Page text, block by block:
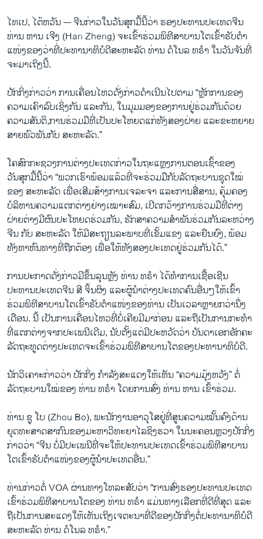
ຕິດຕາມພວກເຮົາ ທີ່
ໄທເປ, ໄຕ້ຫວັນ —ຈີນ​ກ່າວ​ໃນ​ວັນ​ສຸກ​ມື້​ນີ້​ວ່າ ຮອງ​ປະ​ທາ​ນປະເທດຈີນ
ທ່ານ ຫານ ເຈີງ (Han Zheng) ຈະ​ເຂົ້າ​ຮ່ວມ​ພິທີສາບານໂຕເຂົ້າຮັບຕໍາ
ແໜ່ງ​ຂອງວ່າທີ່​ປະ​ທາ​ນາ​ທິ​ບໍ​ດີ​ສະ​ຫະ​ລັດ ທ່ານ ດໍໂນລ ທຣໍາ ໃນ​ວັນ​ຈັນ​ທີ່
ຈະມາເຖິງ​ນີ້.
ປັກ​ກິ່ງ​ກ່າວ​ວ່າ ການ​ເຄື່ອນ​ໄຫວ​ດັ່ງ​ກ່າວດຳ​ເນີນ​ໄປ​ຕາມ “ຫຼັກການ​ຂອງ
ຄວາມເຄົາລົບ​ເຊິ່ງກັນ​ ແລະ​ກັນ, ໃນມຸມມອງຂອງການ​ຢູ່​ຮ່ວມ​ກັນ​ດ້ວຍ
ຄວາມສັນຕິ,​ການ​ຮ່ວມ​ມື​ທີ່​ເປັນປະໂຫຍດແກ່ທັງສອງຝ່າຍ ແລະ​ຂະຫຍາຍ​
ສາຍ​ພົວພັນ​ກັບ​ ສະຫະລັດ.”
ໂຄສົກກະຊວງການຕ່າງປະເທດກ່າວໃນຖະແຫຼງການຕອນເຊົ້າຂອງ
ວັນສຸກມື້ນີ້ວ່າ “ພວກ​ເຮົາ​ພ້ອມ​ແລ້ວ​ທີ່​ຈະ​ຮ່ວມ​ມື​ກັບ​ລັດຖະບານຊຸດ​ໃໝ່
ຂອງ ສະຫະລັດ ​ເພື່ອ​ເສີມສ້າງການເຈລະຈາ ແລະ​ການ​ສື່ສານ, ຄຸ້ມ​ຄອງ
ບໍລິຫານ​ຄວາມ​ແຕກ​ຕ່າງ​ຢ່າງ​ເໝາະ​ສົມ, ​ເປີດ​ກວ້າງ​ການ​ຮ່ວມ​ມື​ທີ່​ຕ່າງ​
ຝ່າຍ​ຕ່າງ​ມີ​ຜົນ​ປະ​ໂຫຍ​ດຮ່ວມກັນ, ​ຮັກສາຄວາມສໍາພັນຮ່ວມກັນລະຫວ່າງ
​ຈີນ​ ກັບ ສະຫະລັດ ໃຫ້ມີສະຖຽນ​ລະ​ພາບ​ທີ່ເຂັ້ມແຂງ ແລະຍືນຍົງ, ພ້ອມ
ທັງຫາຫົນທາງທີ່ຖືກຕ້ອງ ເພື່ອໃຫ້ທັງສອງປະເທດຢູ່ຮ່ວມກັນໄດ້.”
ການ​ປະກາດ​ດັ່ງກ່າວ​ມີ​ຂຶ້ນລຸນ​ຫຼັງ​ ​ທ່ານ ທຣໍາ ​ໄດ້ທໍາການ​ເຊື້ອ​ເຊີນ​
ປະທານ​ປະ​ເທດ​ຈີນ ສີ ຈິ້ນຜິງ ​ແລະ​ຜູ້ນຳ​ຕ່າງປະ​ເທດ​ຄົນ​ອື່ນໆ​ໃຫ້​ເຂົ້າ​
ຮ່ວມ​ພິທີ​ສາບານ​ໂຕເຂົ້າຮັບຕໍາແໜ່ງຂອງທ່ານ ເປັນເວລາຫຼາຍກວ່ານຶ່ງ
ເດືອນ. ນີ້ ​ເປັນ​ການ​ເຄື່ອນ​ໄຫວ​ທີ່​ບໍ່​ເຄີຍ​ມີ​ມາ​ກ່ອນ ແລະຖືເປັນການກະທໍາ
ທີ່ແຕກຕ່າງຈາກປະເພນີເດີມ​, ນັບຕັ້ງແຕ່ມີປະຫວັດວ່າ ບັນດາ​ເອກ​ອັກຄະ​
ລັດຖະທູດ​ຕ່າງປະ​ເທດ​ຈະ​ເຂົ້າ​ຮ່ວມ​ພິທີ​ສາບານ​ໂຕຂອງ​ປະທານາທິບໍດີ.
ນັກວິ​ເຄາະ​ກ່າວ​ວ່າ ປັກ​ກິ່ງ​ ກຳລັງ​ສະ​ແດງ​ໃຫ້​ເຫັນ “ຄວາມ​ມຸ້ງ​ຫວັງ” ຕໍ່​
ລັດຖະບານໃໝ່ຂອງ ​ທ່ານ ທຣໍາ ​ໂດຍ​ການ​ສົ່ງ ທ່ານ ຫານ ເຂົ້າຮ່ວມ.
ທ່ານ ຊູ ໂບ (Zhou Bo), ພະນັກງານ​ອາວຸ​ໂສ​ຢູ່ທີ່ສູນ​ຄວາມ​ໝັ້ນຄົງດ້ານ​
ຍຸດ​ທະ​ສາດ​ສາກົນ​ຂອງ​ມະຫາວິທະຍາ​ໄລ​ຊິງ​ຮວາ ​ໃນ​ນະຄອນຫຼວງ​ປັກ​ກິ່ງ
​ກ່າວ​ວ່າ “ຈີນ ​ບໍ່​ມີ​ປະ​ເພນີ​ທີ່​ຈະ​ໃຫ້​ປະທານປະເທດເຂົ້າ​ຮ່ວມ​ພິທີ​ສາບານ
ໂຕເຂົ້າ​ຮັບ​ຕຳ​ແໜ່​ງຂອງ​ຜູ້ນໍາ​ປະເທດ​ອື່ນ.”
ທ່ານກ່າວຕໍ່ VOA ຜ່ານທາງໂທລະສັບວ່າ “ການສົ່ງຮອງປະທານປະເທດ
ເຂົ້າຮ່ວມພິທີສາບານໂຕຂອງ ທ່ານ ທຣໍາ ແມ່ນທາງເລືອກທີ່ດີທີ່ສຸດ ແລະ
ຖືເປັນການສະແດງໃຫ້ເຫັນເຖິງເຈຕະນາທີ່ດີຂອງປັກກິ່ງຕໍ່ປະທານາທິບໍດີ
ສະຫະລັດ ທ່ານ ດໍໂນລ ທຣໍາ.”